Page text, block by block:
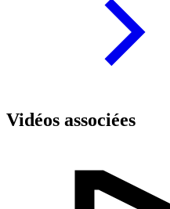
Vidéos associées